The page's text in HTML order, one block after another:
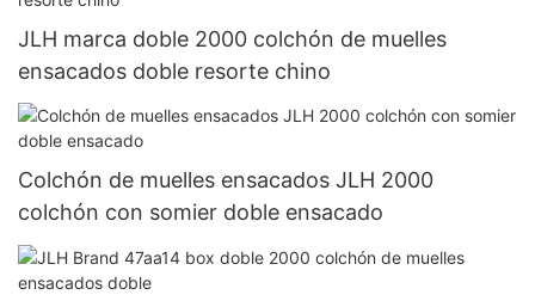
JLH marca doble 2000 colchón de muelles
ensacados doble resorte chino
Colchón de muelles ensacados JLH 2000
colchón con somier doble ensacado